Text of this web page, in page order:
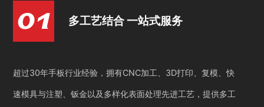
多工艺结合 一站式服务
超过30年手板行业经验，拥有CNC加工、3D打印、复模、快
速模具与注塑、钣金以及多样化表面处理先进工艺，提供多工